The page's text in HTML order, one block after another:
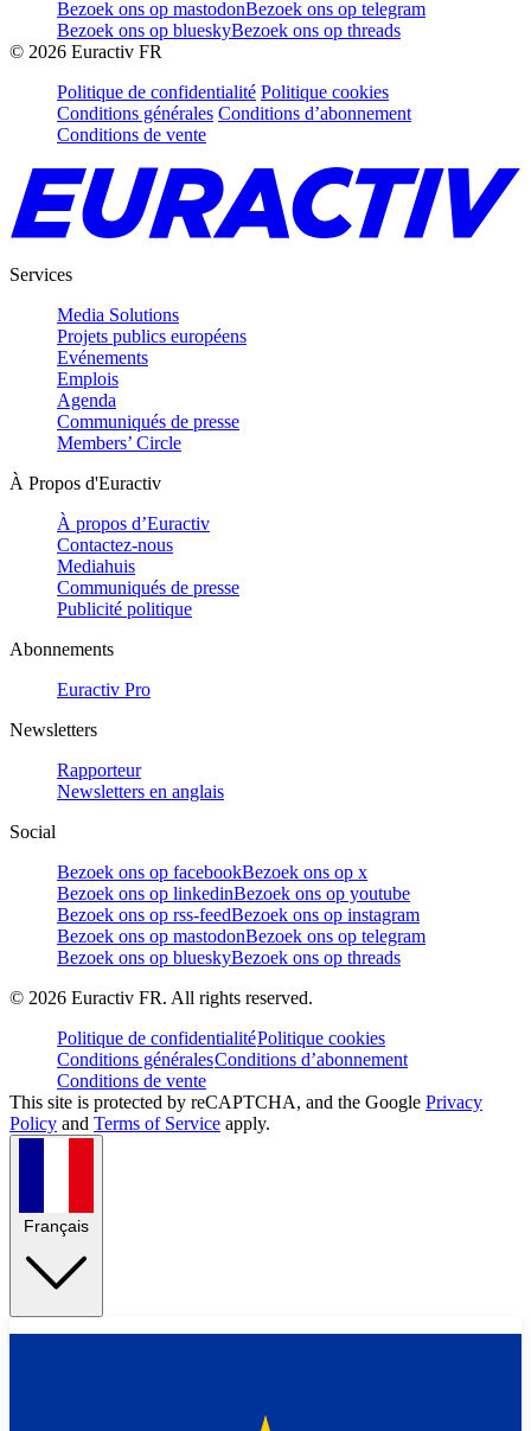
Bezoek ons op mastodonBezoek ons op telegram
Bezoek ons op blueskyBezoek ons op threads
© 2026 Euractiv FR
Politique de confidentialité Politique cookies
Conditions générales Conditions d’abonnement
Conditions de vente
Services
Media Solutions
Projets publics européens
Evénements
Emplois
Agenda
Communiqués de presse
Members’ Circle
À Propos d'Euractiv
À propos d’Euractiv
Contactez-nous
Mediahuis
Communiqués de presse
Publicité politique
Abonnements
Euractiv Pro
Newsletters
Rapporteur
Newsletters en anglais
Social
Bezoek ons op facebookBezoek ons op x
Bezoek ons op linkedinBezoek ons op youtube
Bezoek ons op rss-feedBezoek ons op instagram
Bezoek ons op mastodonBezoek ons op telegram
Bezoek ons op blueskyBezoek ons op threads
© 2026 Euractiv FR. All rights reserved.
Politique de confidentialitéPolitique cookies
Conditions généralesConditions d’abonnement
Conditions de vente
This site is protected by reCAPTCHA, and the Google Privacy
Policy and Terms of Service apply.
Français